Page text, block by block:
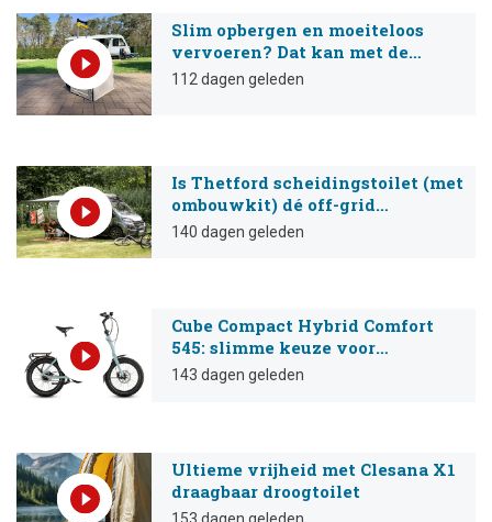
Slim opbergen en moeiteloos
vervoeren? Dat kan met de
Campbox Nomad en Alu-Carry 65
van HABA
112 dagen geleden
Is Thetford scheidingstoilet (met
ombouwkit) dé off-grid
oplossing?
140 dagen geleden
Cube Compact Hybrid Comfort
545: slimme keuze voor
kampeerders
143 dagen geleden
Ultieme vrijheid met Clesana X1
draagbaar droogtoilet